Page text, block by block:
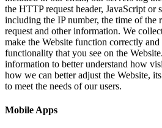
the HTTP request header, JavaScript or
including the IP number, the time of the
request and other information. We
make the Website function correctly
functionality that you see on the
information to better understand how
how we can better adjust the Website,
to meet the needs of our users.
Mobile Apps